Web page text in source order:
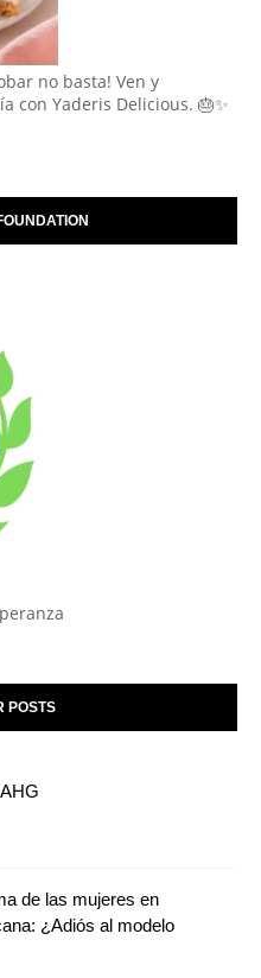
no basta! Ven y
con Yaderis Delicious. 🎂✨
POSTS
de las mujeres en
¿Adiós al modelo